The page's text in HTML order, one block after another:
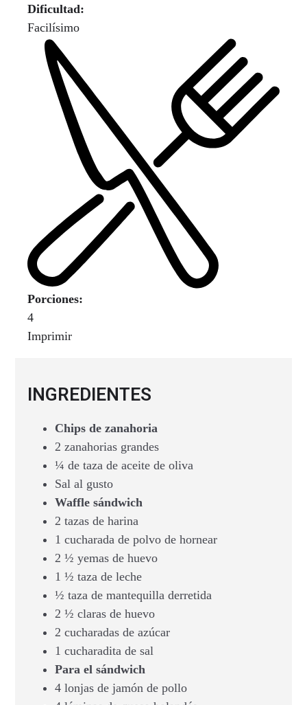
Dificultad:
Facilísimo
Porciones:
4
Imprimir
INGREDIENTES
Chips de zanahoria
2 zanahorias grandes
¼ de taza de aceite de oliva
Sal al gusto
Waffle sándwich
2 tazas de harina
1 cucharada de polvo de hornear
2 ½ yemas de huevo
1 ½ taza de leche
½ taza de mantequilla derretida
2 ½ claras de huevo
2 cucharadas de azúcar
1 cucharadita de sal
Para el sándwich
4 lonjas de jamón de pollo